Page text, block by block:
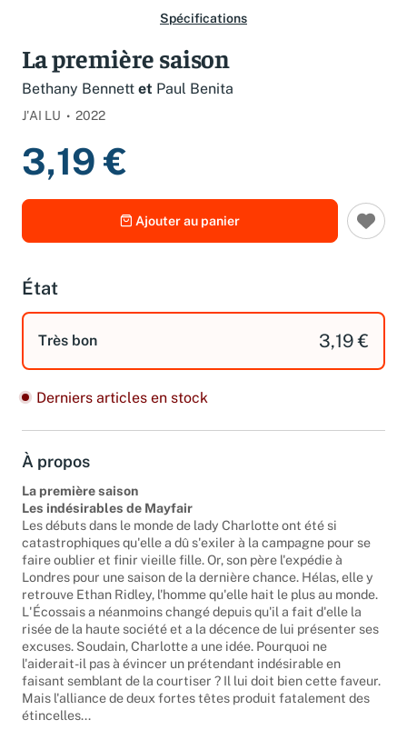
Spécifications
La première saison
Bethany Bennett et Paul Benita
J'AI LU 2022
3,19 €
Ajouter au panier
État
Très bon 3,19 €
Derniers articles en stock
À propos
La première saison
Les indésirables de Mayfair
Les débuts dans le monde de lady Charlotte ont été si
catastrophiques qu'elle a dû s'exiler à la campagne pour se
faire oublier et finir vieille fille. Or, son père l'expédie à
Londres pour une saison de la dernière chance. Hélas, elle y
retrouve Ethan Ridley, l'homme qu'elle hait le plus au monde.
L'Écossais a néanmoins changé depuis qu'il a fait d'elle la
risée de la haute société et a la décence de lui présenter ses
excuses. Soudain, Charlotte a une idée. Pourquoi ne
l'aiderait-il pas à évincer un prétendant indésirable en
faisant semblant de la courtiser ? Il lui doit bien cette faveur.
Mais l'alliance de deux fortes têtes produit fatalement des
étincelles...